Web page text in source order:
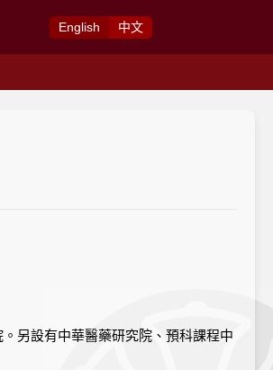
English 中文
另設有中華醫藥研究院、預科課程中